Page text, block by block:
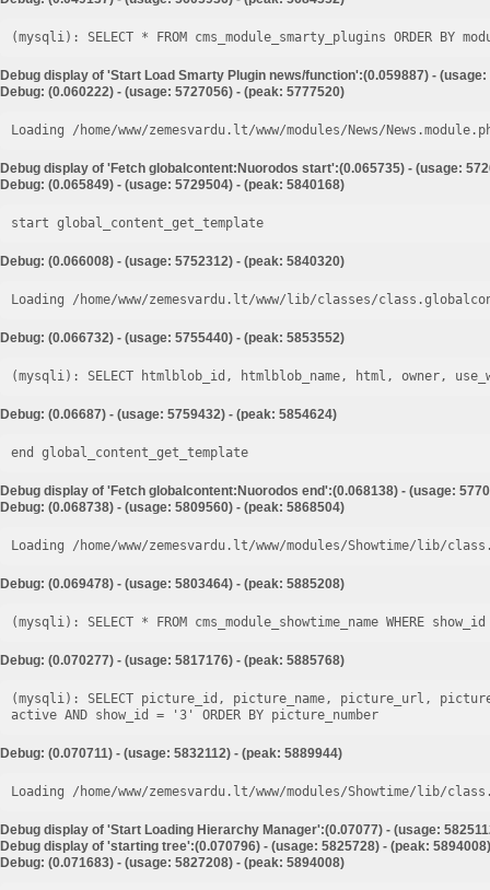
Debug display of 'Start Load Smarty Plugin news/function':(0.059887) -
Debug: (0.060222) - (usage: 5727056) - (peak: 5777520)
Loading /home/www/zemesvardu.lt/www/modules/News/
Debug display of 'Fetch globalcontent:Nuorodos start':(0.065735) - (usage:
Debug: (0.065849) - (usage: 5729504) - (peak: 5840168)
start global_content_get_template
Debug: (0.066008) - (usage: 5752312) - (peak: 5840320)
Loading /home/www/zemesvardu.lt/www/lib/classes/
Debug: (0.066732) - (usage: 5755440) - (peak: 5853552)
Debug: (0.06687) - (usage: 5759432) - (peak: 5854624)
end global_content_get_template
Debug display of 'Fetch globalcontent:Nuorodos end':(0.068138) - (usage:
Debug: (0.068738) - (usage: 5809560) - (peak: 5868504)
Loading /home/www/zemesvardu.lt/www/modules/Showtime/lib/
Debug: (0.069478) - (usage: 5803464) - (peak: 5885208)
Debug: (0.070277) - (usage: 5817176) - (peak: 5885768)
(mysqli): SELECT picture_id, picture_name, picture_url,
Debug: (0.070711) - (usage: 5832112) - (peak: 5889944)
Loading /home/www/zemesvardu.lt/www/modules/Showtime/lib/
Debug display of 'Start Loading Hierarchy Manager':(0.07077) - (usage:
Debug display of 'starting tree':(0.070796) - (usage: 5825728) - (peak: 5894008)
Debug: (0.071683) - (usage: 5827208) - (peak: 5894008)